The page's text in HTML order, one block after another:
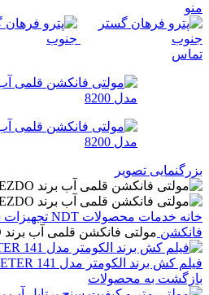
منو
تماس
بزرگنمایی تصویر
خانه خدمات محصولات NDT
فانکشن مولتی فانکشن قلمی آب برند EZDO مدل 8200
فیلم کش برند الکومتر مدل ELCOMETER 141
بازگشت به محصولات